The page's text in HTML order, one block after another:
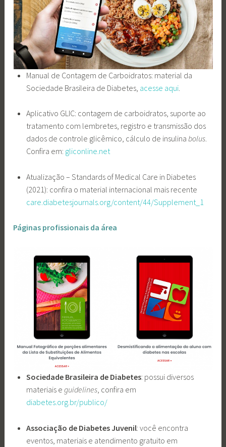
Manual de Contagem de Carboidratos: material da
Sociedade Brasileira de Diabetes, acesse aqui.
Aplicativo GLIC: contagem de carboidratos, suporte ao
tratamento com lembretes, registro e transmissão dos
dados de controle glicêmico, cálculo de insulina bolus.
Confira em: gliconline.net
Atualização – Standards of Medical Care in Diabetes
(2021): confira o material internacional mais recente
care.diabetesjournals.org/content/44/Supplement_1
Páginas profissionais da área
Sociedade Brasileira de Diabetes: possui diversos
materiais e guidelines, confira em
diabetes.org.br/publico/
Associação de Diabetes Juvenil: você encontra
eventos, materiais e atendimento gratuito em